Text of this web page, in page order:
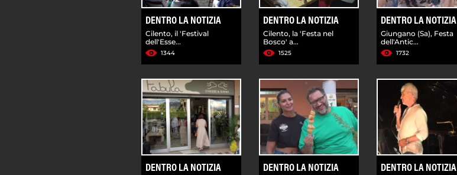
DENTRO LA NOTIZIA
Cilento, il 'Festival
dell'Esse...
1344
DENTRO LA NOTIZIA
Cilento, la 'Festa nel
Bosco' a...
1525
DENTRO LA NOTIZIA
Giungano (Sa), Festa
dell'Antic...
1732
DENTRO LA NOTIZIA DENTRO LA NOTIZIA DENTRO LA NOTIZIA